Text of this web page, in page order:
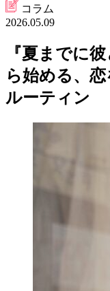
コラム
2026.05.09
『夏までに
ら始める、恋
ルーティン